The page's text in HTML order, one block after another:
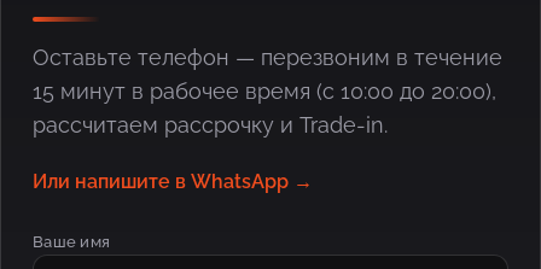
Оставьте телефон — перезвоним в течение
15 минут в рабочее время (с 10:00 до 20:00),
рассчитаем рассрочку и Trade-in.
Или напишите в WhatsApp →
Ваше имя